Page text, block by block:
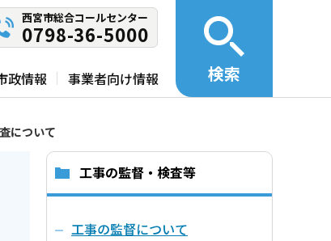
西宮市総合コールセンター
0798-36-5000
政情報 事業者向け情報 検索
について
工事の監督・検査等
工事の監督について